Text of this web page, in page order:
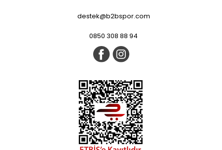
destek@b2bspor.com
0850 308 88 94